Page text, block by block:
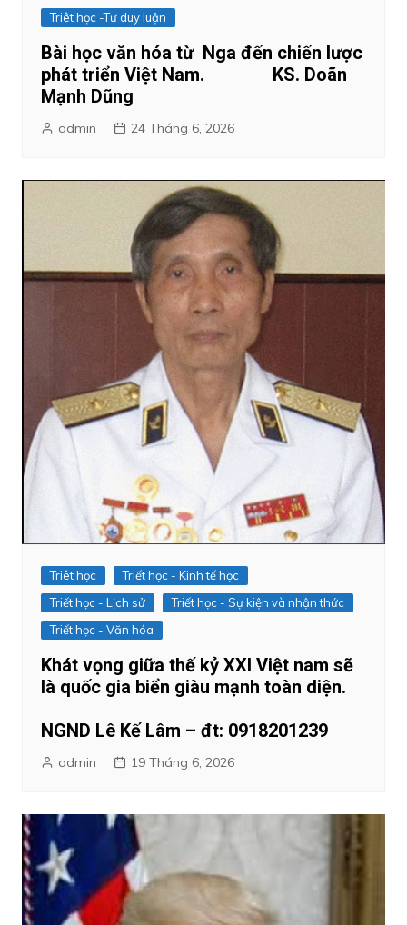
Triêt học -Tư duy luận
Bài học văn hóa từ Nga đến chiến lược
phát triển Việt Nam. KS. Doãn
Mạnh Dũng
admin 24 Tháng 6, 2026
Triêt học
Triết học - Kinh tế học
Triết học - Lịch sử
Triết học - Sự kiện và nhận thức
Triết học - Văn hóa
Khát vọng giữa thế kỷ XXI Việt nam sẽ
là quốc gia biển giàu mạnh toàn diện.
NGND Lê Kế Lâm – đt: 0918201239
admin 19 Tháng 6, 2026